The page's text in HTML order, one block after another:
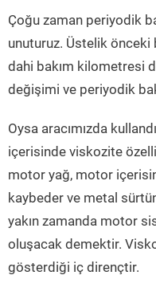
Çoğu zaman periyodik
unuturuz. Üstelik önceki
dahi bakım kilometresi
değişimi ve periyodik
Oysa aracımızda
içerisinde viskozite
motor yağ, motor
kaybeder ve metal
yakın zamanda motor
oluşacak demektir.
gösterdiği iç dirençtir.